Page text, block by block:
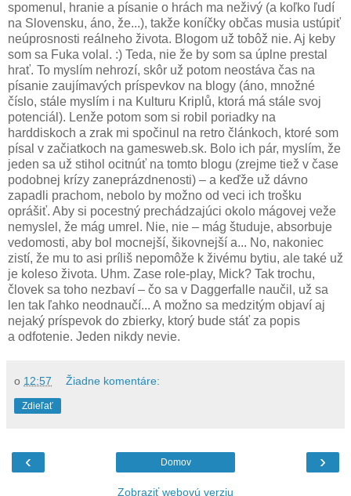
spomenul, hranie a písanie o hrách ma neživý (a koľko ľudí
na Slovensku, áno, že...), takže koníčky občas musia ustúpiť
neúprosnosti reálneho života. Blogom už tobôž nie. Aj keby
som sa Fuka volal. :) Teda, nie že by som sa úplne prestal
hrať. To myslím nehrozí, skôr už potom neostáva čas na
písanie zaujímavých príspevkov na blogy (áno, množné
číslo, stále myslím i na Kulturu Kriplů, ktorá má stále svoj
potenciál). Lenže potom som si robil poriadky na
harddiskoch a zrak mi spočinul na retro článkoch, ktoré som
písal v začiatkoch na gamesweb.sk. Bolo ich pár, myslím, že
jeden sa už stihol ocitnúť na tomto blogu (zrejme tiež v čase
podobnej krízy zaneprázdnenosti) – a keďže už dávno
zapadli prachom, nebolo by možno od veci ich trošku
oprášiť. Aby si pocestný prechádzajúci okolo mágovej veže
nemyslel, že mág umrel. Nie, nie – mág študuje, absorbuje
vedomosti, aby bol mocnejší, šikovnejší a... No, nakoniec
zistí, že mu to asi príliš nepomôže k živému bytiu, ale také už
je koleso života. Uhm. Zase role-play, Mick? Tak trochu,
človek sa toho nezbaví – čo sa v Daggerfalle naučil, už sa
len tak ľahko neodnaučí... A možno sa medzitým objaví aj
nejaký príspevok do zbierky, ktorý bude stáť za popis
a odfotenie. Jeden nikdy nevie.
o 12:57 Žiadne komentáre:
Zdieľať
‹ ›
Domov
Zobraziť webovú verziu